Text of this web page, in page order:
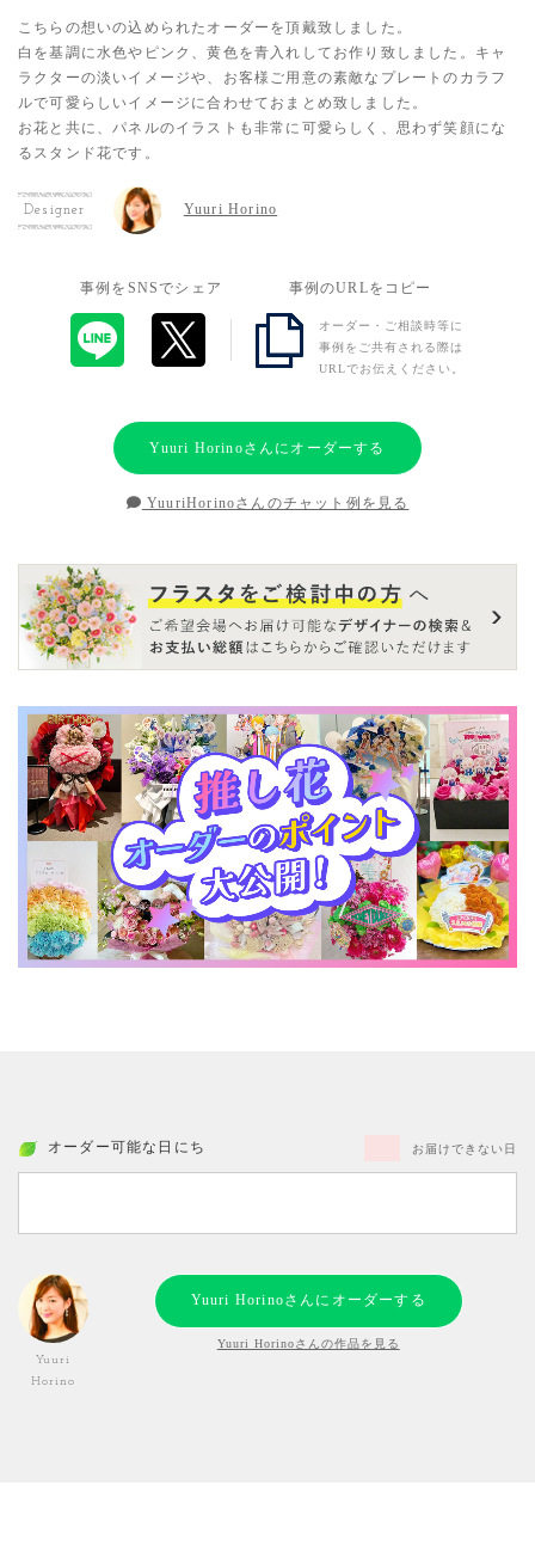
こちらの想いの込められたオーダーを頂戴致しました。
白を基調に水色やピンク、黄色を青入れしてお作り致しました。キャ
ラクターの淡いイメージや、お客様ご用意の素敵なプレートのカラフ
ルで可愛らしいイメージに合わせておまとめ致しました。
お花と共に、パネルのイラストも非常に可愛らしく、思わず笑顔にな
るスタンド花です。
Designer Yuuri Horino
事例をSNSでシェア 事例のURLをコピー
オーダー・ご相談時等に
事例をご共有される際は
URLでお伝えください。
Yuuri Horinoさんにオーダーする
YuuriHorinoさんのチャット例を見る
オーダー可能な日にち お届けできない日
Yuuri
Horino
Yuuri Horinoさんにオーダーする
Yuuri Horinoさんの作品を見る